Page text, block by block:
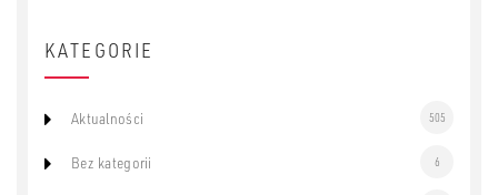
KATEGORIE
Aktualności 505
Bez kategorii 6